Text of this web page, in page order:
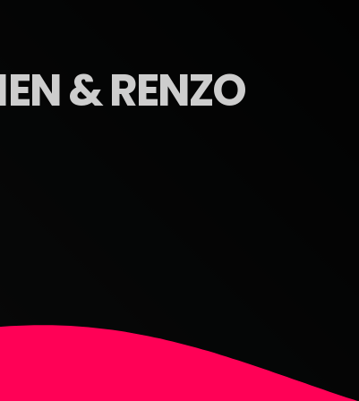
& RENZO